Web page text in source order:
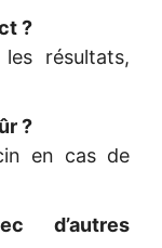
?
résultats,
?
en cas de
d’autres